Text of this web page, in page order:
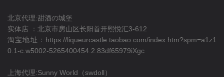
北京代理:甜酒の城堡
实体店 ：北京市房山区长阳首开熙悦汇3-612
淘宝地址： https://liqueurcastle.taobao.com/index.htm?spm=a1z1
0.1-c.w5002-5265400454.2.83df65979iXgc
上海代理:Sunny World（swdoll）